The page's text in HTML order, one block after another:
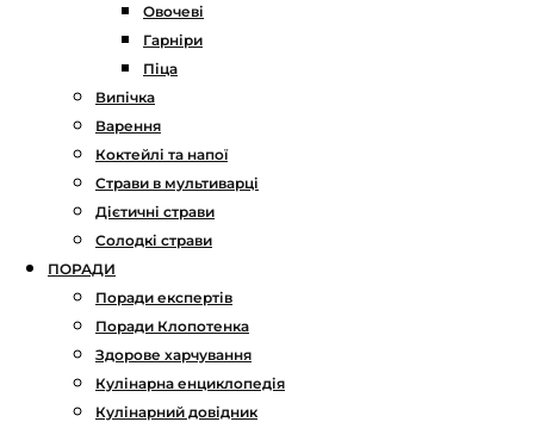
Овочеві
Гарніри
Піца
Випічка
Варення
Коктейлі та напої
Страви в мультиварці
Дієтичні страви
Солодкі страви
ПОРАДИ
Поради експертів
Поради Клопотенка
Здорове харчування
Кулінарна енциклопедія
Кулінарний довідник